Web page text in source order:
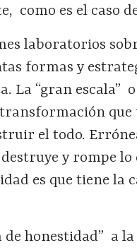
como es el caso
laboratorios
formas y
La “gran escala”
el todo.
y rompe lo
es que tiene
de honestidad” a